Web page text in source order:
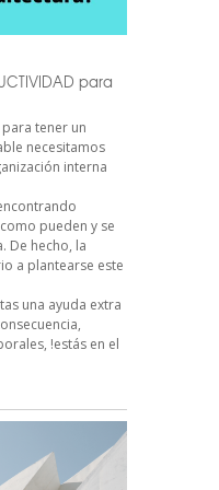
para
tener un
necesitamos
interna
pueden y se
De hecho, la
a plantearse este
una ayuda extra
!estás en el